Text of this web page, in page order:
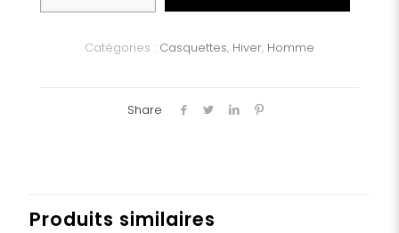
Catégories : Casquettes, Hiver, Homme
Share
Produits similaires